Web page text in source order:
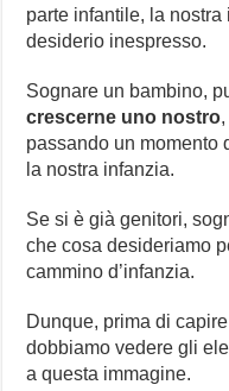
parte infantile, la
desiderio inespresso.
Sognare un bambino,
crescerne uno nostro
passando un momento
la nostra infanzia.
Se si è già genitori,
che cosa desideriamo
cammino d’infanzia.
Dunque, prima di
dobbiamo vedere gli
a questa immagine.